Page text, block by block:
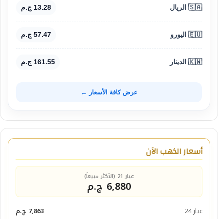
🇸🇦 الريال 13.28 ج.م
🇪🇺 اليورو 57.47 ج.م
🇰🇼 الدينار 161.55 ج.م
عرض كافة الأسعار ←
أسعار الذهب الآن
عيار 21 (الأكثر مبيعاً)
6,880 ج.م
عيار 24
7,863 ج.م